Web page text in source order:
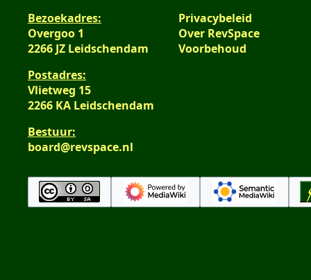
Bezoekadres:
Overgoo 1
2266 JZ Leidschendam
Postadres:
Vlietweg 15
2266 KA Leidschendam
Bestuur:
board@revspace.nl
Privacybeleid
Over RevSpace
Voorbehoud